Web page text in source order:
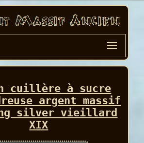
cuillère à sucre
argent massif
silver vieillard
XIX